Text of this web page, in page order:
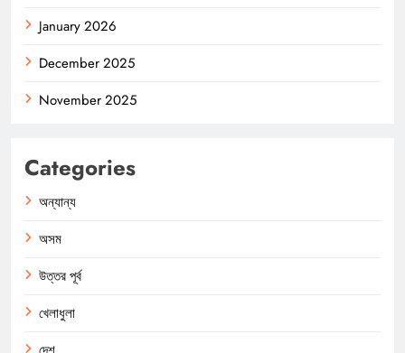
January 2026
December 2025
November 2025
Categories
অন্যান্য
অসম
উত্তর পূর্ব
খেলাধুলা